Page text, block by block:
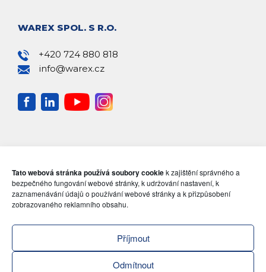
Tato webová stránka používá soubory cookiek zajištění správného a
bezpečného fungování webové stránky, k udržování nastavení, k
zaznamenávání údajů o používání webové stránky a k přizpůsobení
zobrazovaného reklamního obsahu.
Příjmout
Odmítnout
WAREX SPOL. S R.O.
+420 724 880 818
info@warex.cz